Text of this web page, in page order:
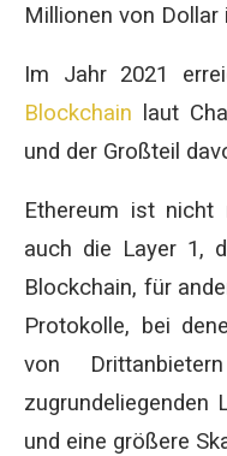
Millionen von Dollar
Im Jahr 2021
Blockchain laut
und der Großteil
Ethereum ist nicht
auch die Layer 1,
Blockchain, für
Protokolle, bei
von
zugrundeliegenden
und eine größere